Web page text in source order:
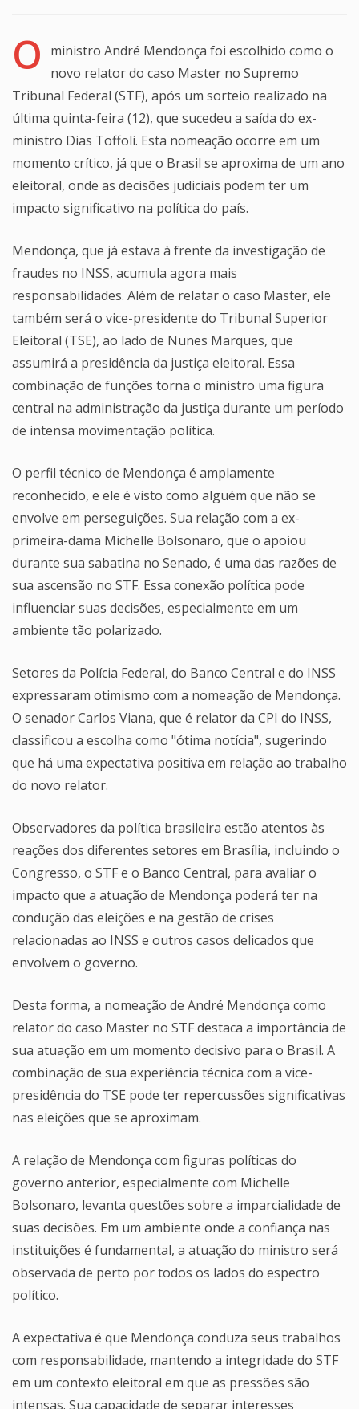
O
ministro André Mendonça foi escolhido como o
novo relator do caso Master no Supremo
Tribunal Federal (STF), após um sorteio realizado na
última quinta-feira (12), que sucedeu a saída do ex-
ministro Dias Toffoli. Esta nomeação ocorre em um
momento crítico, já que o Brasil se aproxima de um ano
eleitoral, onde as decisões judiciais podem ter um
impacto significativo na política do país.
Mendonça, que já estava à frente da investigação de
fraudes no INSS, acumula agora mais
responsabilidades. Além de relatar o caso Master, ele
também será o vice-presidente do Tribunal Superior
Eleitoral (TSE), ao lado de Nunes Marques, que
assumirá a presidência da justiça eleitoral. Essa
combinação de funções torna o ministro uma figura
central na administração da justiça durante um período
de intensa movimentação política.
O perfil técnico de Mendonça é amplamente
reconhecido, e ele é visto como alguém que não se
envolve em perseguições. Sua relação com a ex-
primeira-dama Michelle Bolsonaro, que o apoiou
durante sua sabatina no Senado, é uma das razões de
sua ascensão no STF. Essa conexão política pode
influenciar suas decisões, especialmente em um
ambiente tão polarizado.
Setores da Polícia Federal, do Banco Central e do INSS
expressaram otimismo com a nomeação de Mendonça.
O senador Carlos Viana, que é relator da CPI do INSS,
classificou a escolha como "ótima notícia", sugerindo
que há uma expectativa positiva em relação ao trabalho
do novo relator.
Observadores da política brasileira estão atentos às
reações dos diferentes setores em Brasília, incluindo o
Congresso, o STF e o Banco Central, para avaliar o
impacto que a atuação de Mendonça poderá ter na
condução das eleições e na gestão de crises
relacionadas ao INSS e outros casos delicados que
envolvem o governo.
Desta forma, a nomeação de André Mendonça como
relator do caso Master no STF destaca a importância de
sua atuação em um momento decisivo para o Brasil. A
combinação de sua experiência técnica com a vice-
presidência do TSE pode ter repercussões significativas
nas eleições que se aproximam.
A relação de Mendonça com figuras políticas do
governo anterior, especialmente com Michelle
Bolsonaro, levanta questões sobre a imparcialidade de
suas decisões. Em um ambiente onde a confiança nas
instituições é fundamental, a atuação do ministro será
observada de perto por todos os lados do espectro
político.
A expectativa é que Mendonça conduza seus trabalhos
com responsabilidade, mantendo a integridade do STF
em um contexto eleitoral em que as pressões são
intensas. Sua capacidade de separar interesses